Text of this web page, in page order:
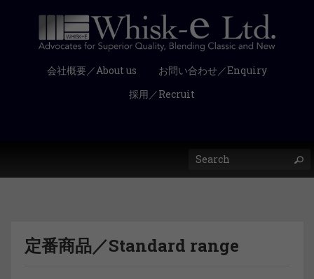
会社概要／About us
お問い合わせ／Enquiry
採用／Recruit
定番商品／Standard range